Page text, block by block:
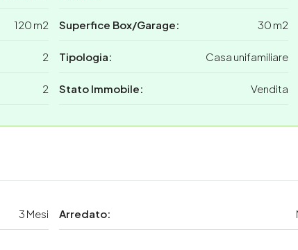
120 m2
2
2
Superfice Box/Garage: 30 m2
Tipologia: Casa unifamiliare
Stato Immobile: Vendita
3 Mesi Arredato: